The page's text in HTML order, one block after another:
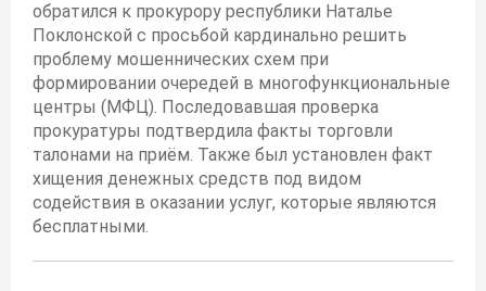
обратился к прокурору республики Наталье
Поклонской с просьбой кардинально решить
проблему мошеннических схем при
формировании очередей в многофункциональные
центры (МФЦ). Последовавшая проверка
прокуратуры подтвердила факты торговли
талонами на приём. Также был установлен факт
хищения денежных средств под видом
содействия в оказании услуг, которые являются
бесплатными.